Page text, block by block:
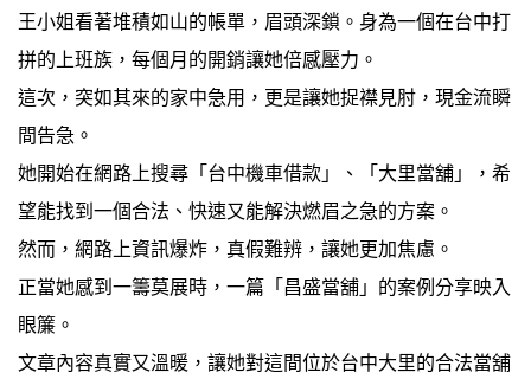
王小姐看著堆積如山的帳單，眉頭深鎖。身為一個在台中打
拼的上班族，每個月的開銷讓她倍感壓力。
這次，突如其來的家中急用，更是讓她捉襟見肘，現金流瞬
間告急。
她開始在網路上搜尋「台中機車借款」、「大里當舖」，希
望能找到一個合法、快速又能解決燃眉之急的方案。
然而，網路上資訊爆炸，真假難辨，讓她更加焦慮。
正當她感到一籌莫展時，一篇「昌盛當舖」的案例分享映入
眼簾。
文章內容真實又溫暖，讓她對這間位於台中大里的合法當舖